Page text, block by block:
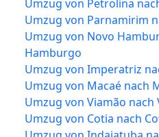
Umzug von Petrolina
Umzug von Parnamirim
Umzug von Novo
Hamburgo
Umzug von Imperatriz
Umzug von Macaé nach
Umzug von Viamão nach
Umzug von Cotia nach